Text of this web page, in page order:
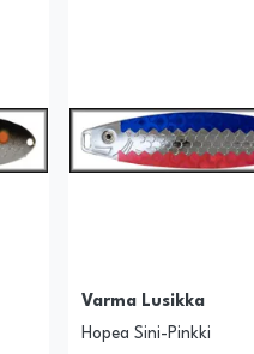
Varma Lusikka
Hopea Sini-Pinkki